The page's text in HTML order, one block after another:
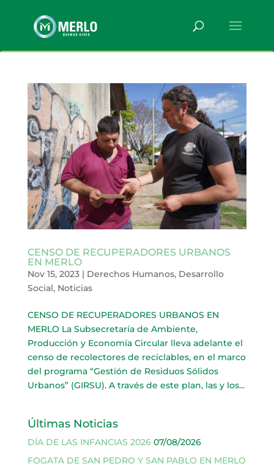
CENSO DE RECUPERADORES URBANOS
EN MERLO
Nov 15, 2023| Derechos Humanos, Desarrollo
Social, Noticias
CENSO DE RECUPERADORES URBANOS EN
MERLO La Subsecretaría de Ambiente,
Producción y Economía Circular lleva adelante el
censo de recolectores de reciclables, en el marco
del programa “Gestión de Residuos Sólidos
Urbanos” (GIRSU). A través de este plan, las y los...
Últimas Noticias
DÍA DE LAS INFANCIAS 2026 07/08/2026
FOGATA DE SAN PEDRO Y SAN PABLO EN MERLO